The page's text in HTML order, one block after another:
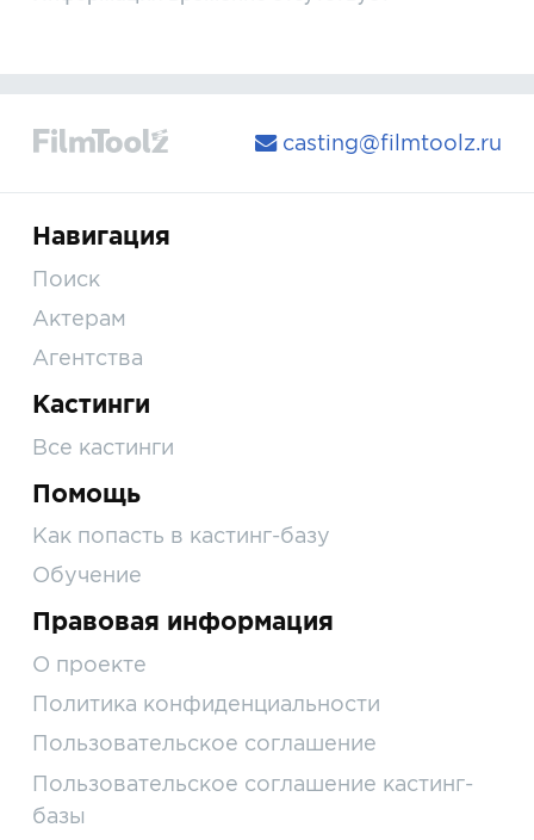
casting@filmtoolz.ru
Навигация
Поиск
Актерам
Агентства
Кастинги
Все кастинги
Помощь
Как попасть в кастинг-базу
Обучение
Правовая информация
О проекте
Политика конфиденциальности
Пользовательское соглашение
Пользовательское соглашение кастинг-
базы